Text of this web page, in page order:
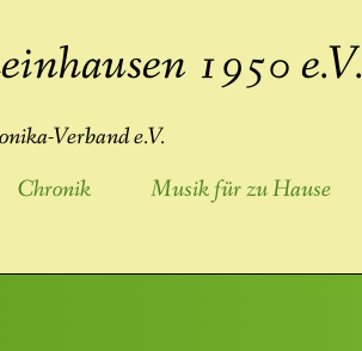
1950 e.V.
Verband e.V.
Chronik Musik für zu Hause